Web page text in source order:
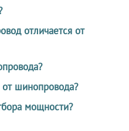
отличается от
шинопровода?
мощности?